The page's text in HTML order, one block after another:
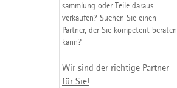
sammlung oder Teile daraus
verkaufen? Suchen Sie einen
Partner, der Sie kompetent beraten
kann?
Wir sind der richtige Partner
für Sie!